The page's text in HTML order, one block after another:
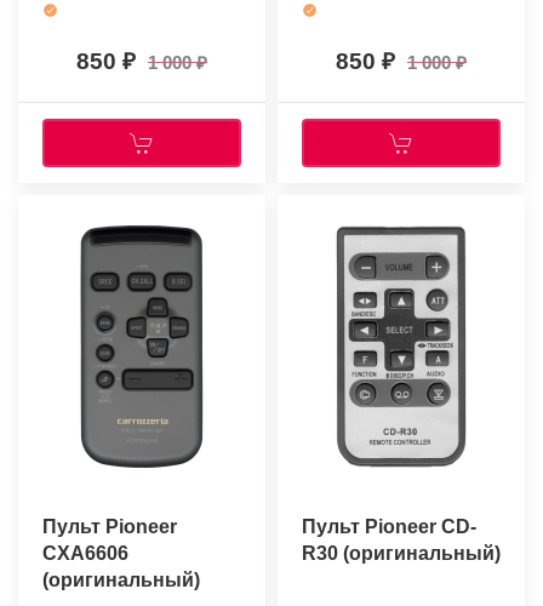
850 1 000 850 1 000
Пульт Pioneer
CXA6606
(оригинальный)
Пульт Pioneer CD-
R30 (оригинальный)